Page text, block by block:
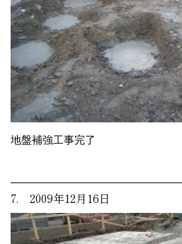
地盤補強工事完了
7. 2009年12月16日